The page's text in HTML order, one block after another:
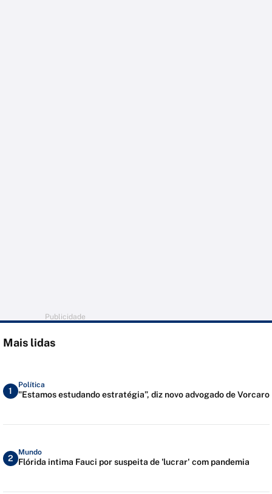
Publicidade
Mais lidas
1
Política
"Estamos estudando estratégia”, diz novo advogado de Vorcaro
2
Mundo
Flórida intima Fauci por suspeita de 'lucrar' com pandemia